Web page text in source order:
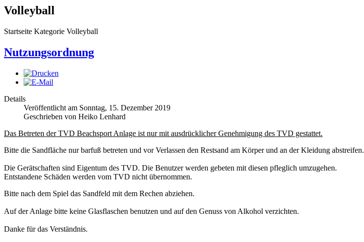
Volleyball
Startseite Kategorie Volleyball
Nutzungsordnung
Details
Veröffentlicht am Sonntag, 15. Dezember 2019
Geschrieben von Heiko Lenhard
Das Betreten der TVD Beachsport Anlage ist nur mit ausdrücklicher Genehmigung des TVD gestattet.
Bitte die Sandfläche nur barfuß betreten und vor Verlassen den Restsand am Körper und an der Kleidung abstreifen.
Die Gerätschaften sind Eigentum des TVD. Die Benutzer werden gebeten mit diesen pfleglich umzugehen.
Entstandene Schäden werden vom TVD nicht übernommen.
Bitte nach dem Spiel das Sandfeld mit dem Rechen abziehen.
Auf der Anlage bitte keine Glasflaschen benutzen und auf den Genuss von Alkohol verzichten.
Danke für das Verständnis.